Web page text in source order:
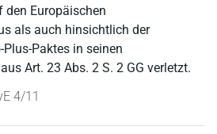
Europäischen
als auch hinsichtlich der
Paktes in seinen
Art. 23 Abs. 2 S. 2 GG verletzt.
4/11